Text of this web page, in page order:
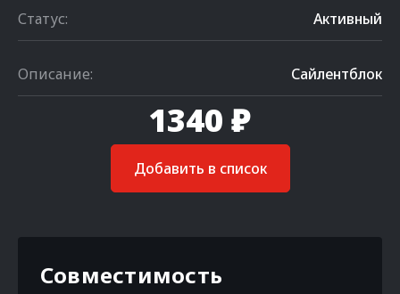
Статус: Активный
Описание: Сайлентблок
1340 ₽
Добавить в список
Совместимость